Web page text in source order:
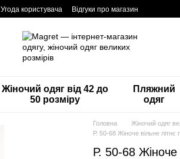
Угода користувача Відгуки про магазин
Жіночий одяг від 42 до
50 розміру
Пляжний
одяг
Головна Жіночий одяг
Р. 50-68 Жіноче вільне
Р. 50-68 Жіноче